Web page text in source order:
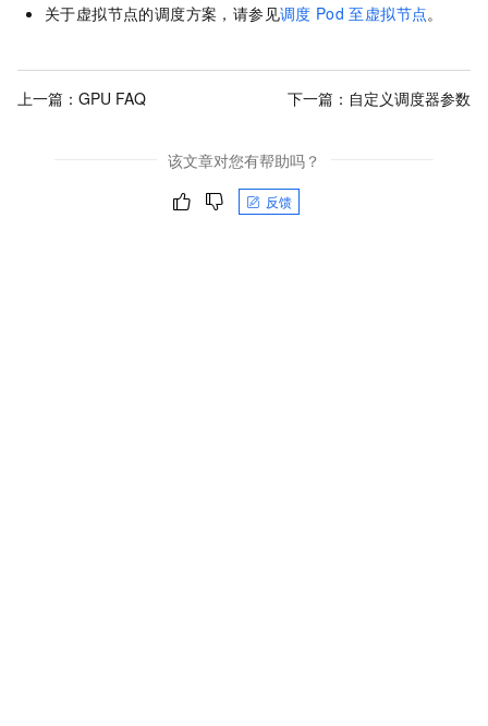
关于虚拟节点的调度方案，请参见调度 Pod 至虚拟节点。
上一篇： GPU FAQ 下一篇： 自定义调度器参数
该文章对您有帮助吗？
反馈